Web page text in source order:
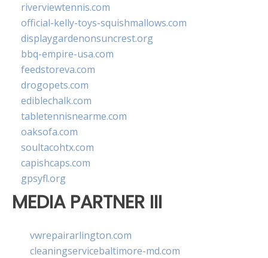
riverviewtennis.com
official-kelly-toys-squishmallows.com
displaygardenonsuncrest.org
bbq-empire-usa.com
feedstoreva.com
drogopets.com
ediblechalk.com
tabletennisnearme.com
oaksofa.com
soultacohtx.com
capishcaps.com
gpsyfl.org
MEDIA PARTNER III
vwrepairarlington.com
cleaningservicebaltimore-md.com